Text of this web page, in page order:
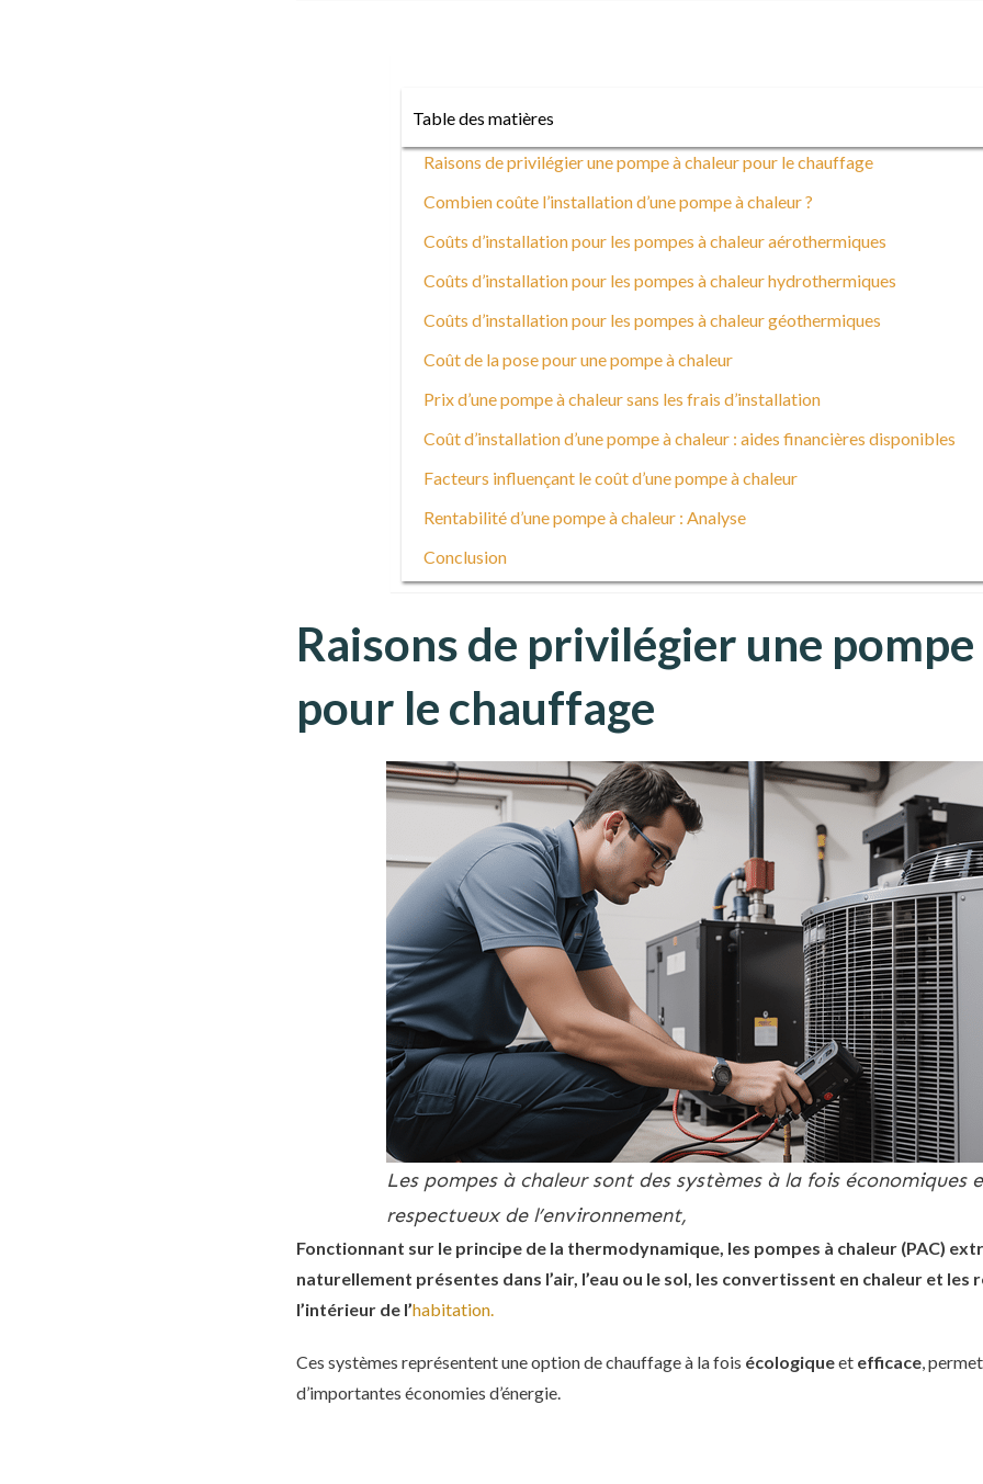
Table des matières
Raisons de privilégier une pompe à chaleur pour le chauffage
Combien coûte l’installation d’une pompe à chaleur ?
Coûts d’installation pour les pompes à chaleur aérothermiques
Coûts d’installation pour les pompes à chaleur hydrothermiques
Coûts d’installation pour les pompes à chaleur géothermiques
Coût de la pose pour une pompe à chaleur
Prix d’une pompe à chaleur sans les frais d’installation
Coût d’installation d’une pompe à chaleur : aides financières disponibles
Facteurs influençant le coût d’une pompe à chaleur
Rentabilité d’une pompe à chaleur : Analyse
Conclusion
Raisons de privilégier une
pour le chauffage
Les pompes à chaleur sont des systèmes à la fois économiques
respectueux de l’environnement,
Fonctionnant sur le principe de la thermodynamique, les pompes à chaleur (PAC)
naturellement présentes dans l’air, l’eau ou le sol, les convertissent en chaleur et
l’intérieur de l’habitation.
Ces systèmes représentent une option de chauffage à la fois écologiqueet efficace,
d’importantes économies d’énergie.